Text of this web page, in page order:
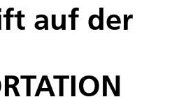
auf der